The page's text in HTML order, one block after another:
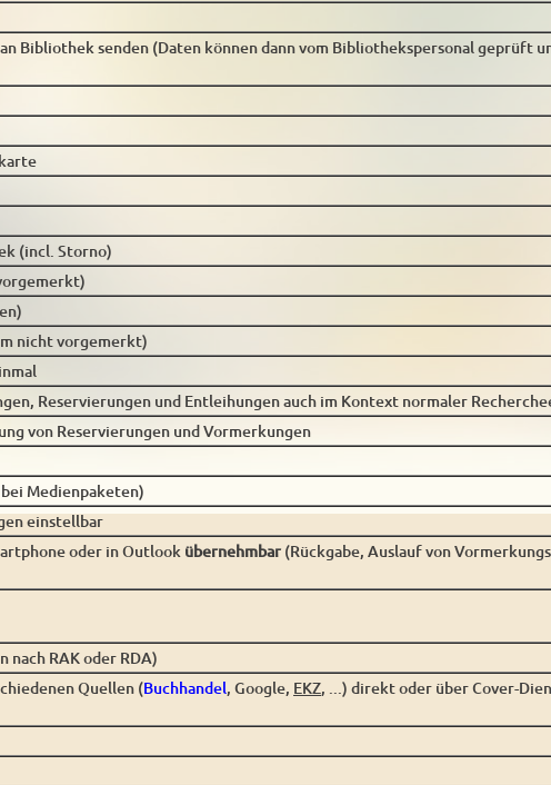
Bibliothek senden (Daten können dann vom Bibliothekspersonal geprüft
(incl. Storno)
nicht vorgemerkt)
Reservierungen und Entleihungen auch im Kontext normaler
von Reservierungen und Vormerkungen
Medienpaketen)
einstellbar
oder in Outlook übernehmbar (Rückgabe, Auslauf von
RAK oder RDA)
Quellen (Buchhandel, Google, EKZ, ...) direkt oder über Cover-